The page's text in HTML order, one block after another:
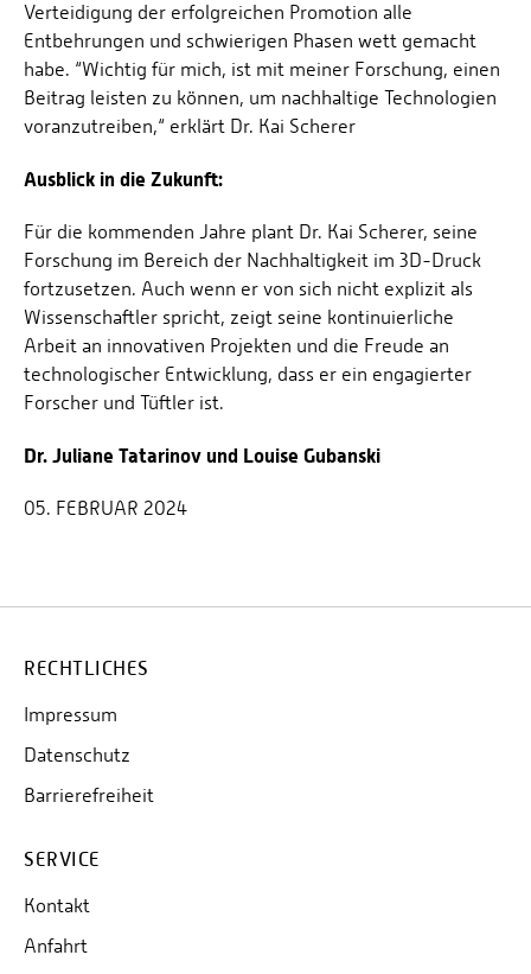
Verteidigung der erfolgreichen Promotion alle
Entbehrungen und schwierigen Phasen wett gemacht
habe. “Wichtig für mich, ist mit meiner Forschung, einen
Beitrag leisten zu können, um nachhaltige Technologien
voranzutreiben,“ erklärt Dr. Kai Scherer
Ausblick in die Zukunft:
Für die kommenden Jahre plant Dr. Kai Scherer, seine
Forschung im Bereich der Nachhaltigkeit im 3D-Druck
fortzusetzen. Auch wenn er von sich nicht explizit als
Wissenschaftler spricht, zeigt seine kontinuierliche
Arbeit an innovativen Projekten und die Freude an
technologischer Entwicklung, dass er ein engagierter
Forscher und Tüftler ist.
Dr. Juliane Tatarinov und Louise Gubanski
05. FEBRUAR 2024
RECHTLICHES
Impressum
Datenschutz
Barrierefreiheit
SERVICE
Kontakt
Anfahrt